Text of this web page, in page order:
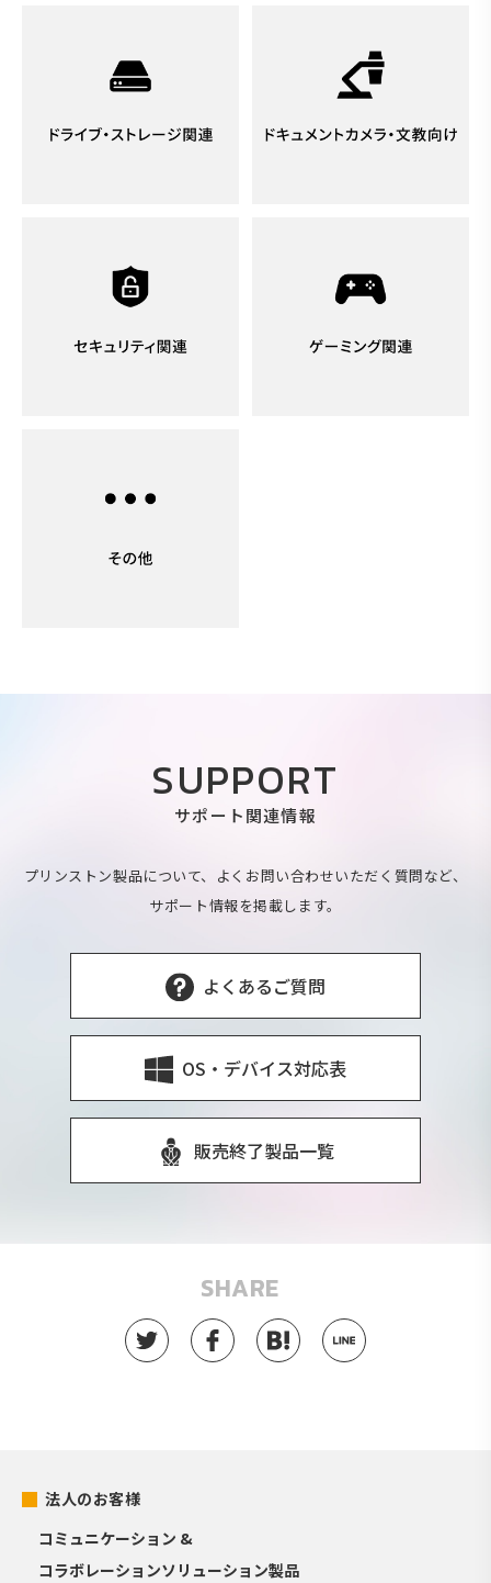
SUPPORT
サポート関連情報
プリンストン製品について、よくお問い合わせいただく質問など、
サポート情報を掲載します。
よくあるご質問
OS・デバイス対応表
販売終了製品一覧
SHARE
法人のお客様
コミュニケーション &
コラボレーションソリューション製品